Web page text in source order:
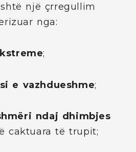
një çrregullim
nga:
;
e vazhdueshme;
ndaj dhimbjes
caktuara të trupit;